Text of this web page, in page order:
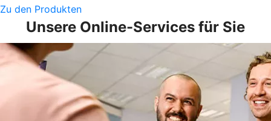
Zu den Produkten
Unsere Online-Services für Sie